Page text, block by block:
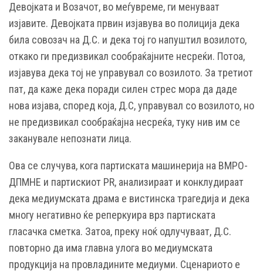
Девојката и Возачот, во меѓувреме, ги менуваат
изјавите. Девојката првин изјавува во полиција дека
била совозач на Д.С. и дека тој го напуштил возилото,
откако ги предизвикал сообраќајните несреќи. Потоа,
изјавува дека тој не управувал со возилото. За третиот
пат, да каже дека поради силен стрес мора да даде
нова изјава, според која, Д.С, управувал со возилото, но
не предизвикал сообраќајна несреќа, туку нив им се
заканувале непознати лица.
Ова се случува, кога партиската машинерија на ВМРО-
ДПМНЕ и партискиот PR, анализираат и конклудираат
дека медиумската драма е вистинска трагедија и дека
многу негативно ќе реперкуира врз партиската
гласачка сметка. Затоа, преку ноќ одлучуваат, Д.С.
повторно да има главна улога во медиумската
продукција на провладините медиуми. Сценариото е